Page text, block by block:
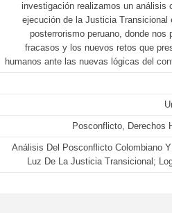
investigación realizamos un análisis
ejecución de la Justicia
posterrorismo peruano, donde nos
fracasos y los nuevos retos que
humanos ante las nuevas lógicas del
Posconflicto, Derechos
Análisis Del Posconflicto Colombiano
Luz De La Justicia Transicional;